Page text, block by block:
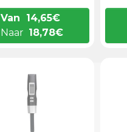
Van 14,65€
Naar 18,78€